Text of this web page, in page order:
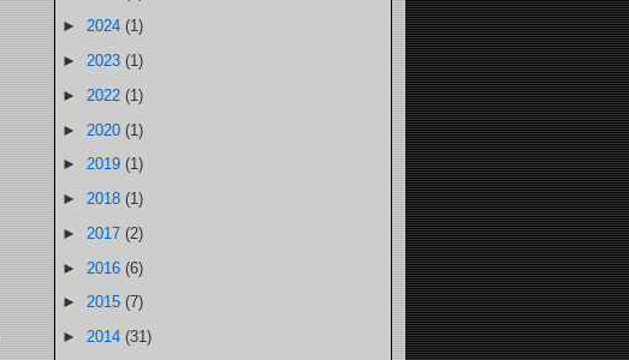
► 2024 (1)
► 2023 (1)
► 2022 (1)
► 2020 (1)
► 2019 (1)
► 2018 (1)
► 2017 (2)
► 2016 (6)
► 2015 (7)
► 2014 (31)